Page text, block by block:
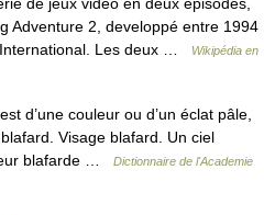
Adventure 2, developpé entre 1994
Les deux …
Wikipédia en
d’une couleur ou d’un éclat pâle,
Visage blafard. Un ciel
blafarde …
Dictionnaire de l'Academie